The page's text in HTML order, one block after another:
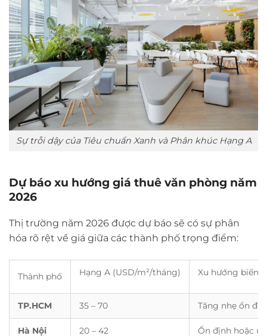
Sự trỗi dậy của Tiêu chuẩn Xanh và Phân khúc Hạng A
Dự báo xu hướng giá thuê văn phòng năm
2026
Thị trường năm 2026 được dự báo sẽ có sự phân
hóa rõ rệt về giá giữa các thành phố trọng điểm:
Thành phố Hạng A (USD/m²/tháng) Xu hướng biến
TP.HCM 35 – 70 Tăng nhẹ ổn
Hà Nội 20 – 42 Ổn định hoặc